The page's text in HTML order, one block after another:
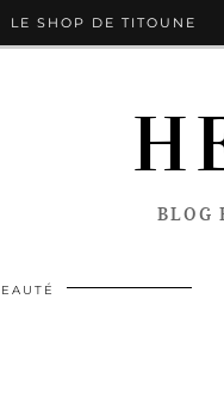
BLOG
LE SHOP DE TITOUNE